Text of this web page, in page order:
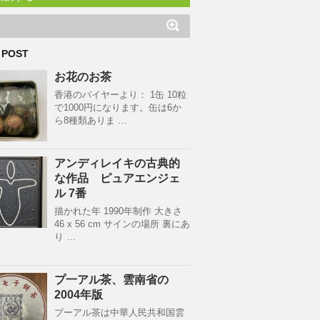
お花のお茶
香港のバイヤーより： 1缶 10粒
で1000円になります。缶は6か
ら8種類ありま …
アンディレイキの古典的
な作品 ピュアエンジェ
ル 7番
描かれた年 1990年制作 大きさ
46 x 56 cm サインの場所 裏にあ
り …
プ一アル茶、雲南省の
2004年版
プーアル茶は中華人民共和国雲